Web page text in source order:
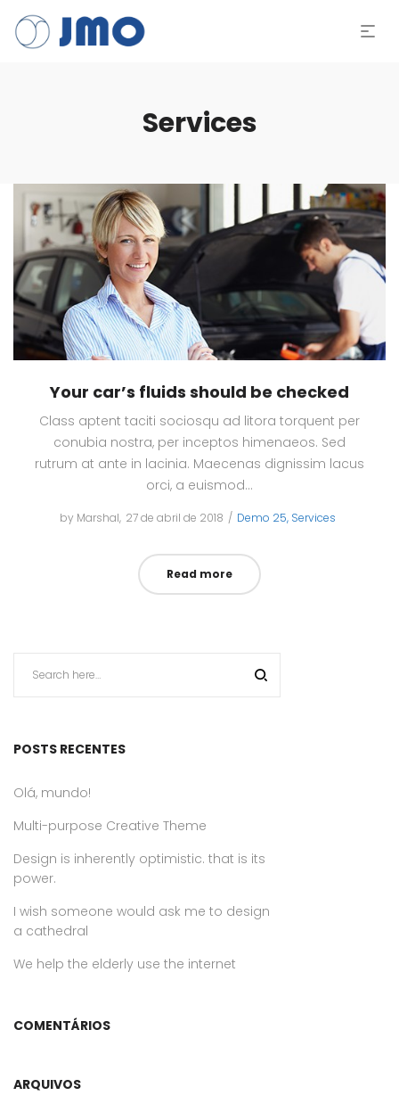
Services
Your car’s fluids should be checked
Class aptent taciti sociosqu ad litora torquent per
conubia nostra, per inceptos himenaeos. Sed
rutrum at ante in lacinia. Maecenas dignissim lacus
orci, a euismod…
by Marshal Posted
27 de abril de 2018
Posted
Demo 25 Services
Read more
POSTS RECENTES
Olá, mundo!
Multi-purpose Creative Theme
Design is inherently optimistic. that is its
power.
I wish someone would ask me to design
a cathedral
We help the elderly use the internet
COMENTÁRIOS
ARQUIVOS